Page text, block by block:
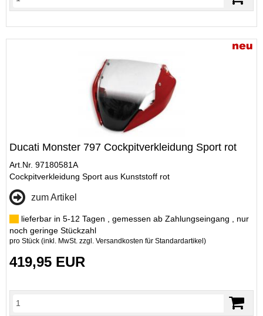
Ducati Monster 797 Cockpitverkleidung Sport rot
Art.Nr. 97180581A
Cockpitverkleidung Sport aus Kunststoff rot
zum Artikel
lieferbar in 5-12 Tagen , gemessen ab Zahlungseingang , nur
noch geringe Stückzahl
pro Stück (inkl. MwSt. zzgl. Versandkosten für Standardartikel)
419,95 EUR